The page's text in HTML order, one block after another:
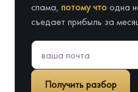
спама, потому чтоодна
съедает прибыль за
Получить разбор